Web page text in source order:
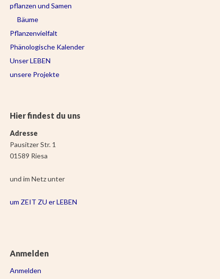
pflanzen und Samen
Bäume
Pflanzenvielfalt
Phänologische Kalender
Unser LEBEN
unsere Projekte
Hier findest du uns
Adresse
Pausitzer Str. 1
01589 Riesa
und im Netz unter
um ZEIT ZU er LEBEN
Anmelden
Anmelden